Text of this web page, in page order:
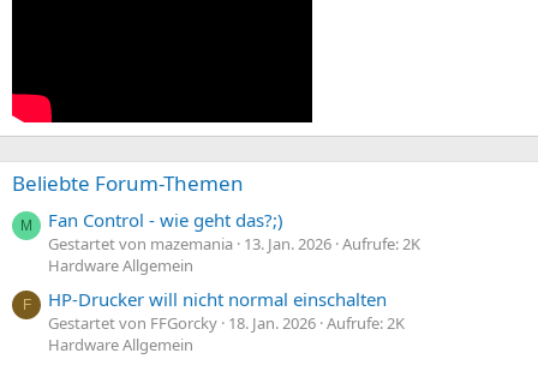
Beliebte Forum-Themen
M Fan Control - wie geht das?;)
Gestartet von mazemania 13. Jan. 2026 Aufrufe: 2K
Hardware Allgemein
F HP-Drucker will nicht normal einschalten
Gestartet von FFGorcky 18. Jan. 2026 Aufrufe: 2K
Hardware Allgemein